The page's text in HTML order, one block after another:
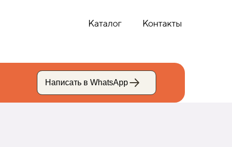
Контакты
Каталог Контакты
Каталог
Написать в WhatsApp
Написать в WhatsApp